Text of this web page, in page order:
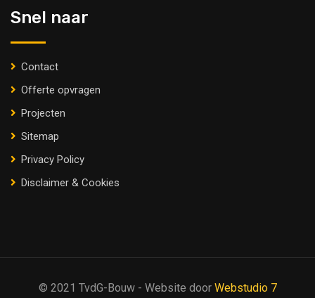
Snel naar
Contact
Offerte opvragen
Projecten
Sitemap
Privacy Policy
Disclaimer & Cookies
© 2021 TvdG-Bouw - Website door Webstudio 7